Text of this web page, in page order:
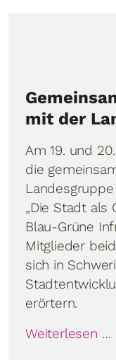
mit der
Am 19. und
die
„Die Stadt als
Blau-Grüne
Mitglieder
sich in
erörtern.
Weiterlesen …